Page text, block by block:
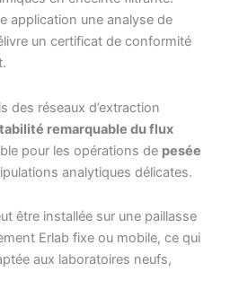
application une analyse de
un certificat de conformité
des réseaux d’extraction
remarquable du flux
pour les opérations de pesée
analytiques délicates.
être installée sur une paillasse
Erlab fixe ou mobile, ce qui
aux laboratoires neufs,